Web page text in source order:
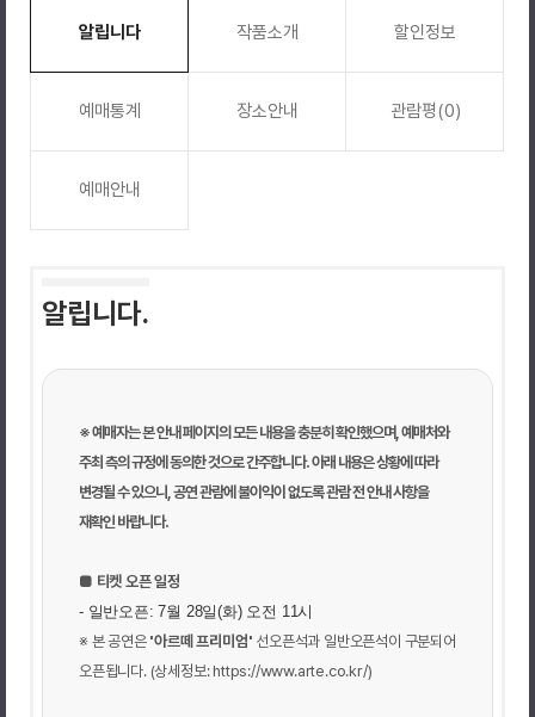
알립니다 작품소개 할인정보
예매통계 장소안내 관람평(0)
예매안내
알립니다.
※ 예매자는 본 안내 페이지의 모든 내용을 충분히 확인했으며, 예매처와
주최 측의 규정에 동의한 것으로 간주합니다. 아래 내용은 상황에 따라
변경될 수 있으니, 공연 관람에 불이익이 없도록 관람 전 안내 사항을
재확인 바랍니다.
■ 티켓 오픈 일정
- 일반오픈: 7월 28일(화) 오전 11시
※ 본 공연은 '아르떼 프리미엄' 선오픈석과 일반오픈석이 구분되어
오픈됩니다. (상세정보: https://www.arte.co.kr/)